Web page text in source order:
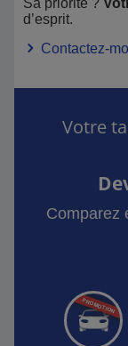
Sa priorité ?
d’esprit.
Contactez-
Votre
Comparez